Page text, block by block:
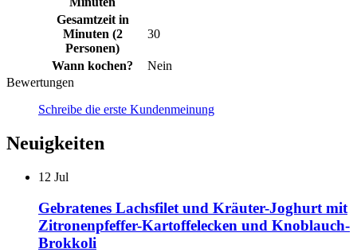
Gesamtzeit in
Minuten (2
Personen)
30
Wann kochen?
Nein
Bewertungen
Schreibe die erste Kundenmeinung
Neuigkeiten
12 Jul
Gebratenes Lachsfilet und Kräuter-Joghurt mit
Zitronenpfeffer-Kartoffelecken und Knoblauch-
Brokkoli